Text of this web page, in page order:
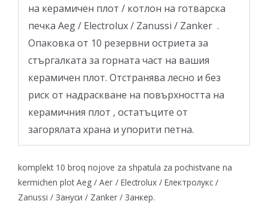
на керамичен плот / котлон на готварска
печка Aeg / Electrolux / Zanussi / Zanker .
Опаковка от 10 резервни остриета за
стъргалката за горната част на вашия
керамичен плот. Отстранява лесно и без
риск от надраскване на повърхността на
керамичния плот , остатъците от
загорялата храна и упорити петна.
komplekt 10 broq nojove za shpatula za pochistvane na
kermichen plot Aeg / Аег / Electrolux / Електролукс /
Zanussi / Зануси / Zanker / Занкер.